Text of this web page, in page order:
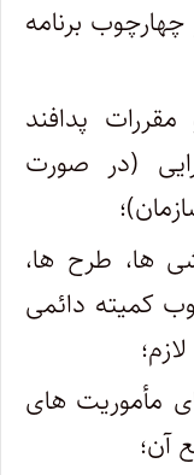
برنامه
پدافند
(در صورت
ها، طرح ها،
کمیته دائمی
مأموریت های
آن؛